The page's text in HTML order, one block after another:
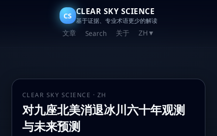
CS CLEAR SKY SCIENCE
基于证据、专业术语更少的解读
文章 Search 关于 ZH ▼
CLEAR SKY SCIENCE · ZH
对九座北美消退冰川六十年观测
与未来预测